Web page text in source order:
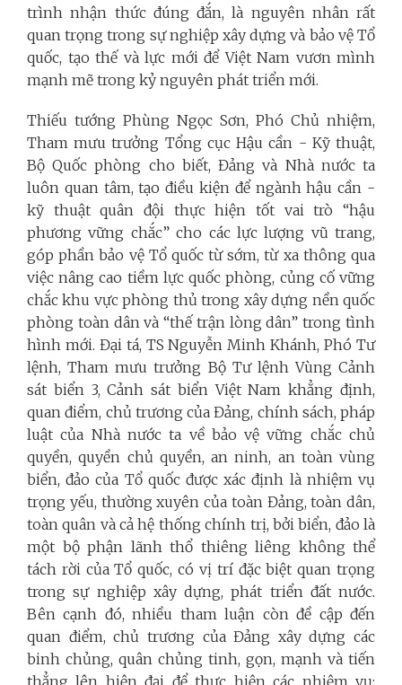
trình nhận thức đúng đắn, là nguyên nhân rất
quan trọng trong sự nghiệp xây dựng và bảo vệ Tổ
quốc, tạo thế và lực mới để Việt Nam vươn mình
mạnh mẽ trong kỷ nguyên phát triển mới.
Thiếu tướng Phùng Ngọc Sơn, Phó Chủ nhiệm,
Tham mưu trưởng Tổng cục Hậu cần - Kỹ thuật,
Bộ Quốc phòng cho biết, Đảng và Nhà nước ta
luôn quan tâm, tạo điều kiện để ngành hậu cần -
kỹ thuật quân đội thực hiện tốt vai trò “hậu
phương vững chắc” cho các lực lượng vũ trang,
góp phần bảo vệ Tổ quốc từ sớm, từ xa thông qua
việc nâng cao tiềm lực quốc phòng, củng cố vững
chắc khu vực phòng thủ trong xây dựng nền quốc
phòng toàn dân và “thế trận lòng dân” trong tình
hình mới. Đại tá, TS Nguyễn Minh Khánh, Phó Tư
lệnh, Tham mưu trưởng Bộ Tư lệnh Vùng Cảnh
sát biển 3, Cảnh sát biển Việt Nam khẳng định,
quan điểm, chủ trương của Đảng, chính sách, pháp
luật của Nhà nước ta về bảo vệ vững chắc chủ
quyền, quyền chủ quyền, an ninh, an toàn vùng
biển, đảo của Tổ quốc được xác định là nhiệm vụ
trọng yếu, thường xuyên của toàn Đảng, toàn dân,
toàn quân và cả hệ thống chính trị, bởi biển, đảo là
một bộ phận lãnh thổ thiêng liêng không thể
tách rời của Tổ quốc, có vị trí đặc biệt quan trọng
trong sự nghiệp xây dựng, phát triển đất nước.
Bên cạnh đó, nhiều tham luận còn đề cập đến
quan điểm, chủ trương của Đảng xây dựng các
binh chủng, quân chủng tinh, gọn, mạnh và tiến
thẳng lên hiện đại để thực hiện các nhiệm vụ: